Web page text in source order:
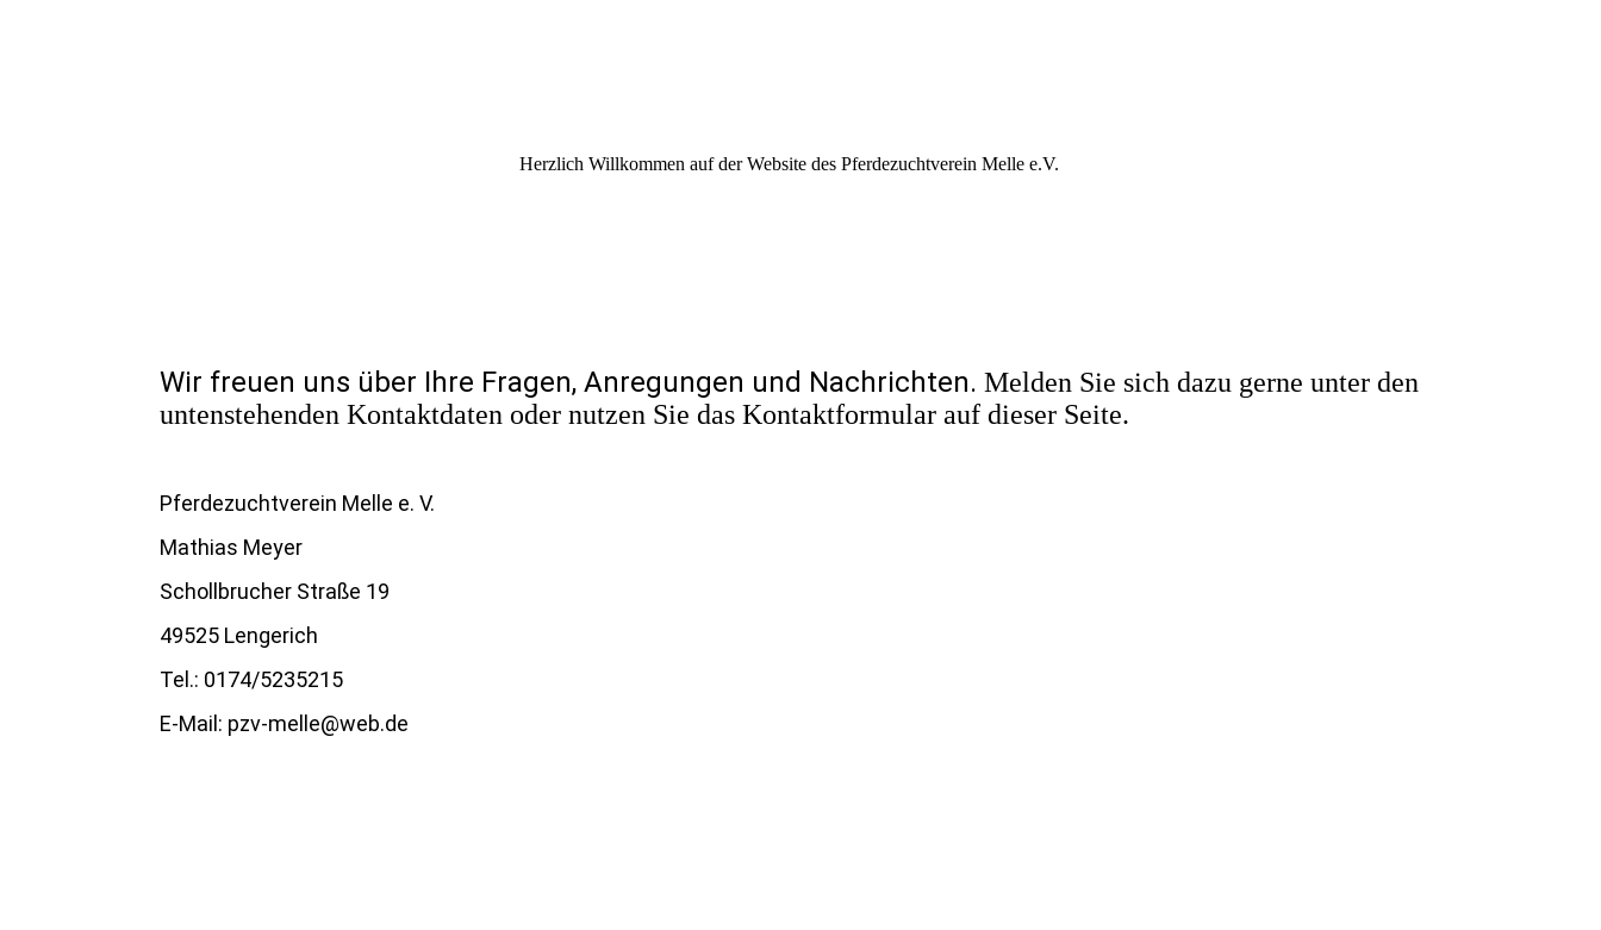
Herzlich Willkommen auf der Website des Pferdezuchtverein Melle e.V.
Wir freuen uns über Ihre Fragen, Anregungen und Nachrichten.Melden Sie sich dazu gerne unter den
untenstehenden Kontaktdaten oder nutzen Sie das Kontaktformular auf dieser Seite.
Pferdezuchtverein Melle e. V.
Mathias Meyer
Schollbrucher Straße 19
49525 Lengerich
Tel.: 0174/5235215
E-Mail: pzv-melle@web.de